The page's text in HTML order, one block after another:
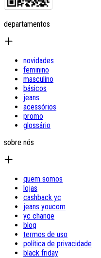
departamentos
novidades
feminino
masculino
básicos
jeans
acessórios
promo
glossário
sobre nós
quem somos
lojas
cashback yc
jeans youcom
yc change
blog
termos de uso
política de privacidade
black friday